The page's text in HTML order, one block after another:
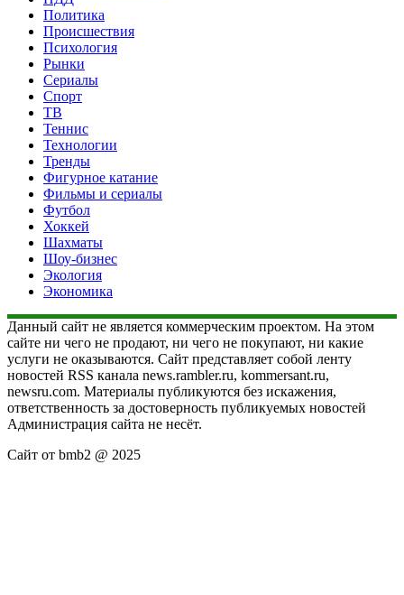
Политика
Происшествия
Психология
Рынки
Сериалы
Спорт
ТВ
Теннис
Технологии
Тренды
Фигурное катание
Фильмы и сериалы
Футбол
Хоккей
Шахматы
Шоу-бизнес
Экология
Экономика
Данный сайт не является коммерческим проектом. На этом
сайте ни чего не продают, ни чего не покупают, ни какие
услуги не оказываются. Сайт представляет собой ленту
новостей RSS канала news.rambler.ru, kommersant.ru,
newsru.com. Материалы публикуются без искажения,
ответственность за достоверность публикуемых новостей
Администрация сайта не несёт.
Сайт от bmb2 @ 2025